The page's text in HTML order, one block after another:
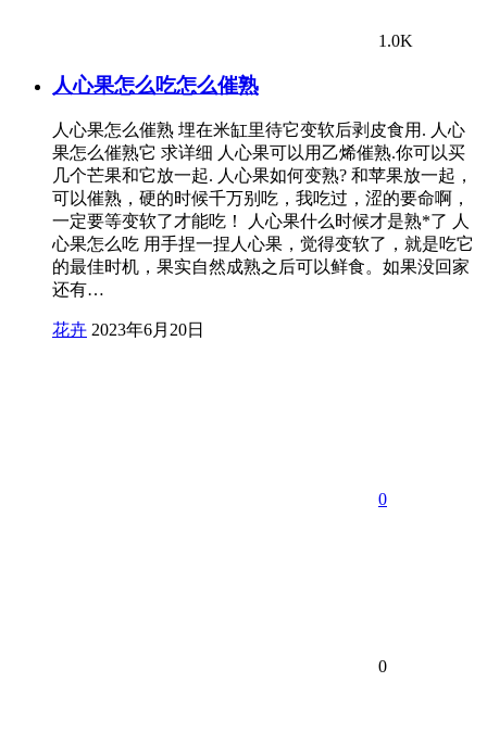
1.0K
人心果怎么吃怎么催熟
人心果怎么催熟 埋在米缸里待它变软后剥皮食用. 人心
果怎么催熟它 求详细 人心果可以用乙烯催熟.你可以买
几个芒果和它放一起. 人心果如何变熟? 和苹果放一起，
可以催熟，硬的时候千万别吃，我吃过，涩的要命啊，
一定要等变软了才能吃！ 人心果什么时候才是熟*了 人
心果怎么吃 用手捏一捏人心果，觉得变软了，就是吃它
的最佳时机，果实自然成熟之后可以鲜食。如果没回家
还有…
花卉 2023年6月20日
0
0